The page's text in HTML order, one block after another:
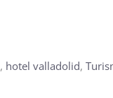
, hotel valladolid,